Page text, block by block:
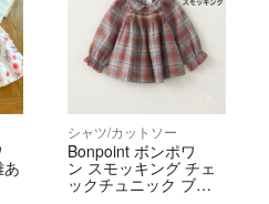
シャツ/カットソー
Bonpoint ボンポワ
ン スモッキング チェ
ックチュニック ブラ